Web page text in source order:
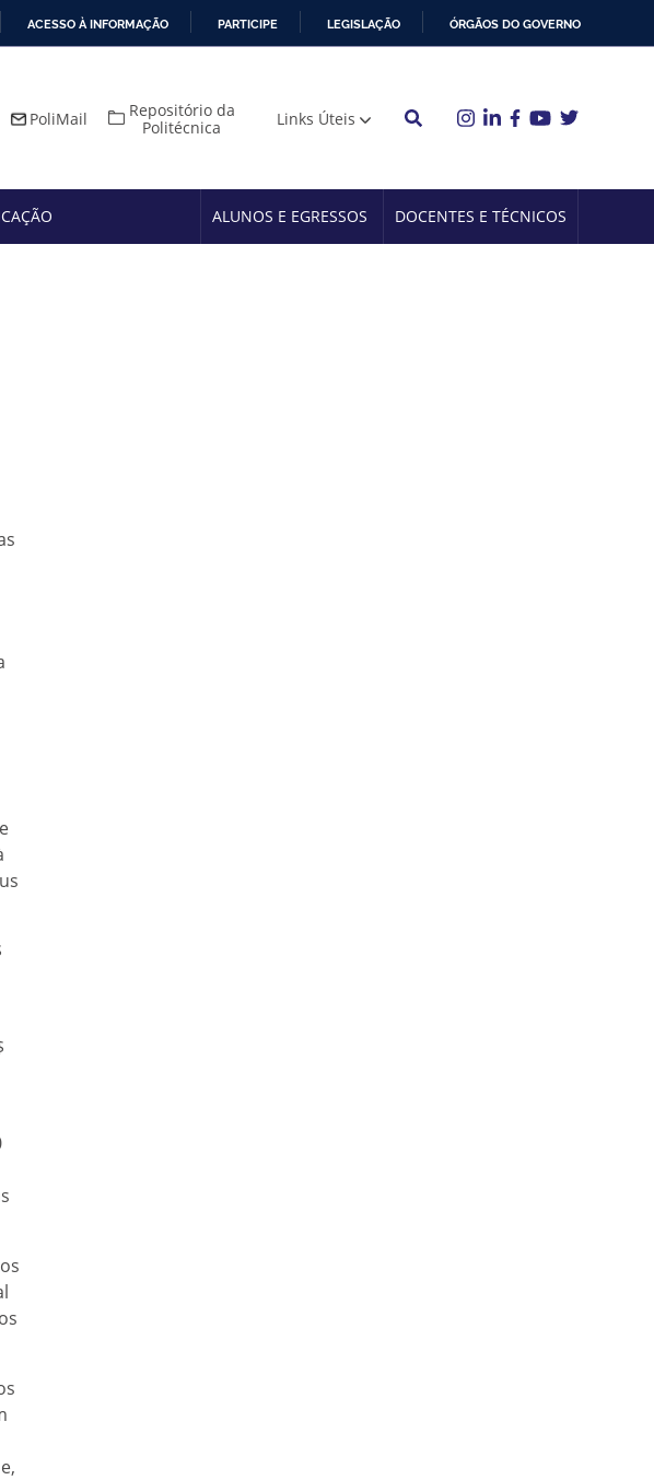
ACESSO À INFORMAÇÃO PARTICIPE LEGISLAÇÃO ÓRGÃOS DO GOVERNO
PoliMail
Repositório da
Politécnica
Links Úteis
ALUNOS E EGRESSOS DOCENTES E TÉCNICOS